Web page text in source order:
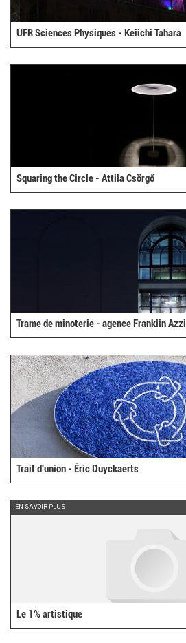
UFR Sciences Physiques - Keiichi Tahara
Squaring the Circle - Attila Csörgő
Trame de minoterie - agence Franklin Azzi
Trait d'union - Éric Duyckaerts
EN SAVOIR PLUS
Le 1% artistique